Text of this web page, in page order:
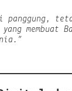
panggung,
membuat